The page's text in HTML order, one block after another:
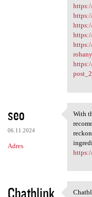
seo
06.11.2024
Adres
With
With